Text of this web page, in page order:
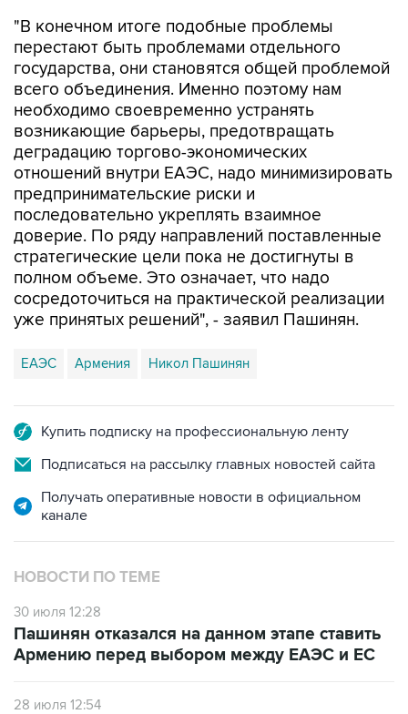
"В конечном итоге подобные проблемы
перестают быть проблемами отдельного
государства, они становятся общей проблемой
всего объединения. Именно поэтому нам
необходимо своевременно устранять
возникающие барьеры, предотвращать
деградацию торгово-экономических
отношений внутри ЕАЭС, надо минимизировать
предпринимательские риски и
последовательно укреплять взаимное
доверие. По ряду направлений поставленные
стратегические цели пока не достигнуты в
полном объеме. Это означает, что надо
сосредоточиться на практической реализации
уже принятых решений", - заявил Пашинян.
ЕАЭС Армения Никол Пашинян
Купить подписку на профессиональную ленту
Подписаться на рассылку главных новостей сайта
Получать оперативные новости в официальном
канале
НОВОСТИ ПО ТЕМЕ
30 июля 12:28
Пашинян отказался на данном этапе ставить
Армению перед выбором между ЕАЭС и ЕС
28 июля 12:54